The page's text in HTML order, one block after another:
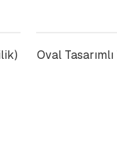
Oval